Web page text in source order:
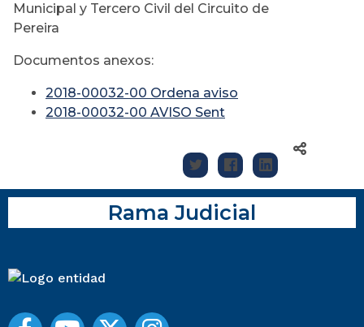
Municipal y Tercero Civil del Circuito de
Pereira
Documentos anexos:
2018-00032-00 Ordena aviso
2018-00032-00 AVISO Sent
Rama Judicial